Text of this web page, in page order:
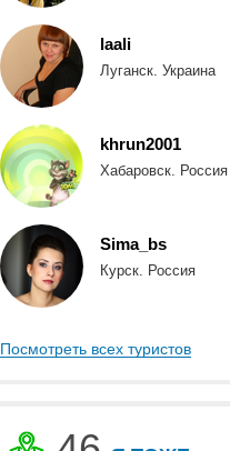
laali
Луганск. Украина
khrun2001
Хабаровск. Россия
Sima_bs
Курск. Россия
Посмотреть всех туристов